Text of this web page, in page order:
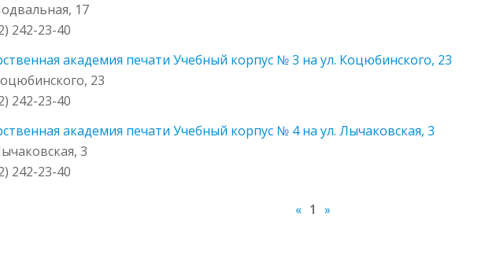
17
242-23-40
академия печати Учебный корпус № 3 на ул. Коцюбинского, 23
23
242-23-40
академия печати Учебный корпус № 4 на ул. Лычаковская, 3
3
242-23-40
« 1 »